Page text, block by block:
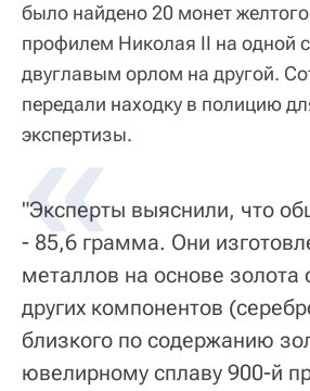
было найдено 20 монет
профилем Николая II на одной
двуглавым орлом на другой.
передали находку в полицию
экспертизы.
"Эксперты выяснили, что
- 85,6 грамма. Они
металлов на основе
других компонентов
близкого по содержанию
ювелирному сплаву 900-й